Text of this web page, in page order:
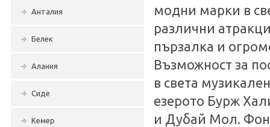
Анталия
Белек
Алания
Сиде
Кемер
модни марки в
различни
пързалка и
Възможност за
в света
езерото Бурж
и Дубай Мол.